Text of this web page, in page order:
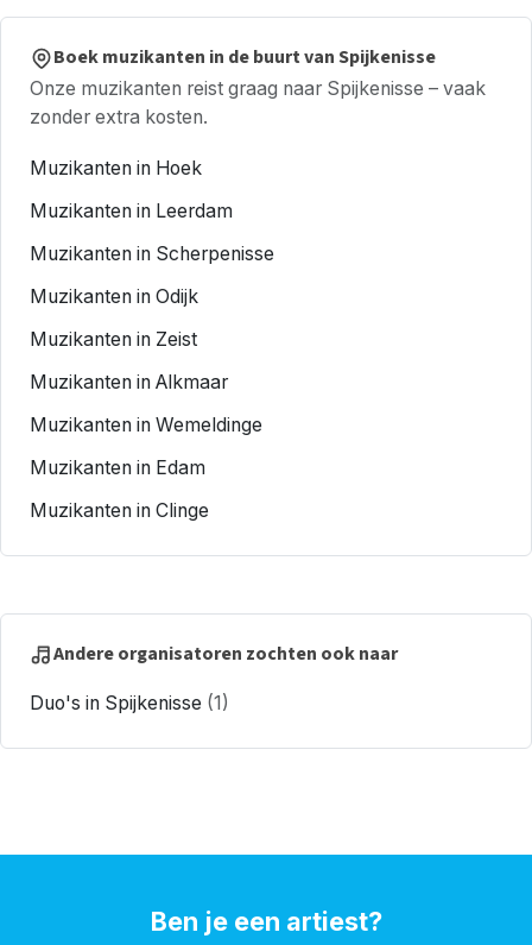
Boek muzikanten in de buurt van Spijkenisse
Onze muzikanten reist graag naar Spijkenisse – vaak
zonder extra kosten.
Muzikanten in Hoek
Muzikanten in Leerdam
Muzikanten in Scherpenisse
Muzikanten in Odijk
Muzikanten in Zeist
Muzikanten in Alkmaar
Muzikanten in Wemeldinge
Muzikanten in Edam
Muzikanten in Clinge
Andere organisatoren zochten ook naar
Duo's in Spijkenisse (1)
Ben je een artiest?